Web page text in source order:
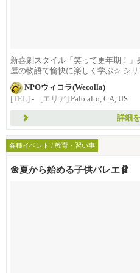
新喜劇スタイル「笑って更年期！
屋の物語で愉快に楽しく学ぶ☆ シリ
NPOウィコラ(Wecolla)
[TEL] - [エリア] Palo alto, CA, US
詳細
各種イベント / 教育・習い事
🌼夏から始める子供バレエ🩰